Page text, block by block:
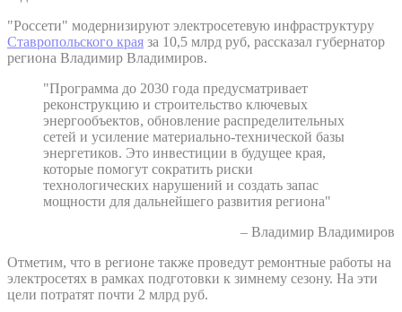
"Россети" модернизируют электросетевую инфраструктуру
Ставропольского края за 10,5 млрд руб, рассказал губернатор
региона Владимир Владимиров.
"Программа до 2030 года предусматривает
реконструкцию и строительство ключевых
энергообъектов, обновление распределительных
сетей и усиление материально-технической базы
энергетиков. Это инвестиции в будущее края,
которые помогут сократить риски
технологических нарушений и создать запас
мощности для дальнейшего развития региона"
– Владимир Владимиров
Отметим, что в регионе также проведут ремонтные работы на
электросетях в рамках подготовки к зимнему сезону. На эти
цели потратят почти 2 млрд руб.